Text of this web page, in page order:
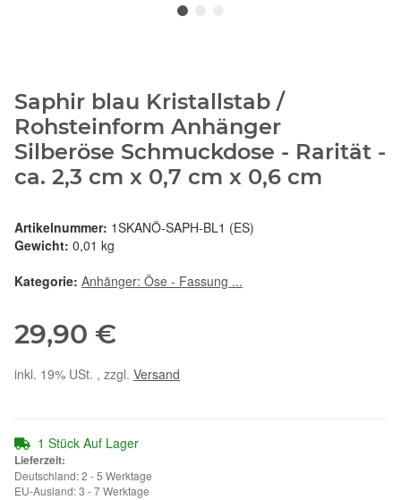
Saphir blau Kristallstab /
Rohsteinform Anhänger
Silberöse Schmuckdose - Rarität -
ca. 2,3 cm x 0,7 cm x 0,6 cm
Artikelnummer: 1SKANÖ-SAPH-BL1 (ES)
Gewicht: 0,01 kg
Kategorie: Anhänger: Öse - Fassung ...
29,90 €
inkl. 19% USt. , zzgl. Versand
1 Stück Auf Lager
Lieferzeit:
Deutschland: 2 - 5 Werktage
EU-Ausland: 3 - 7 Werktage